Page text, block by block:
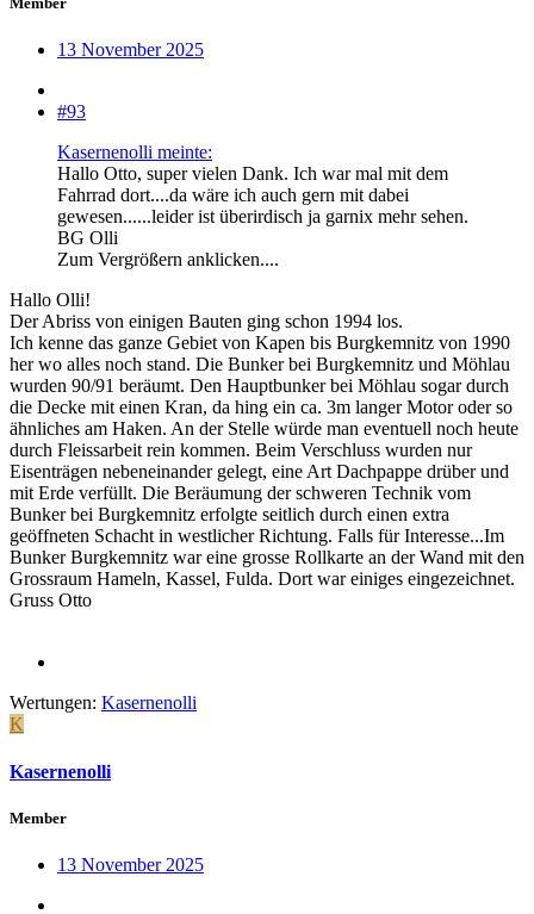
13 November 2025
#93
Kasernenolli meinte:
Hallo Otto, super vielen Dank. Ich war mal mit dem
Fahrrad dort....da wäre ich auch gern mit dabei
gewesen......leider ist überirdisch ja garnix mehr sehen.
BG Olli
Zum Vergrößern anklicken....
Hallo Olli!
Der Abriss von einigen Bauten ging schon 1994 los.
Ich kenne das ganze Gebiet von Kapen bis Burgkemnitz von 1990
her wo alles noch stand. Die Bunker bei Burgkemnitz und Möhlau
wurden 90/91 beräumt. Den Hauptbunker bei Möhlau sogar durch
die Decke mit einen Kran, da hing ein ca. 3m langer Motor oder so
ähnliches am Haken. An der Stelle würde man eventuell noch heute
durch Fleissarbeit rein kommen. Beim Verschluss wurden nur
Eisenträgen nebeneinander gelegt, eine Art Dachpappe drüber und
mit Erde verfüllt. Die Beräumung der schweren Technik vom
Bunker bei Burgkemnitz erfolgte seitlich durch einen extra
geöffneten Schacht in westlicher Richtung. Falls für Interesse...Im
Bunker Burgkemnitz war eine grosse Rollkarte an der Wand mit den
Grossraum Hameln, Kassel, Fulda. Dort war einiges eingezeichnet.
Gruss Otto
Wertungen: Kasernenolli
K
Kasernenolli
Member
13 November 2025